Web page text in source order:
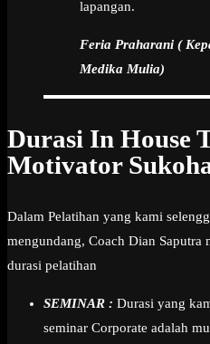
lapangan.
Feria Praharani (
Medika Mulia)
Durasi In House
Motivator
Dalam Pelatihan yang kami
mengundang, Coach Dian Saputra
durasi pelatihan
SEMINAR : Durasi yang
seminar Corporate adalah